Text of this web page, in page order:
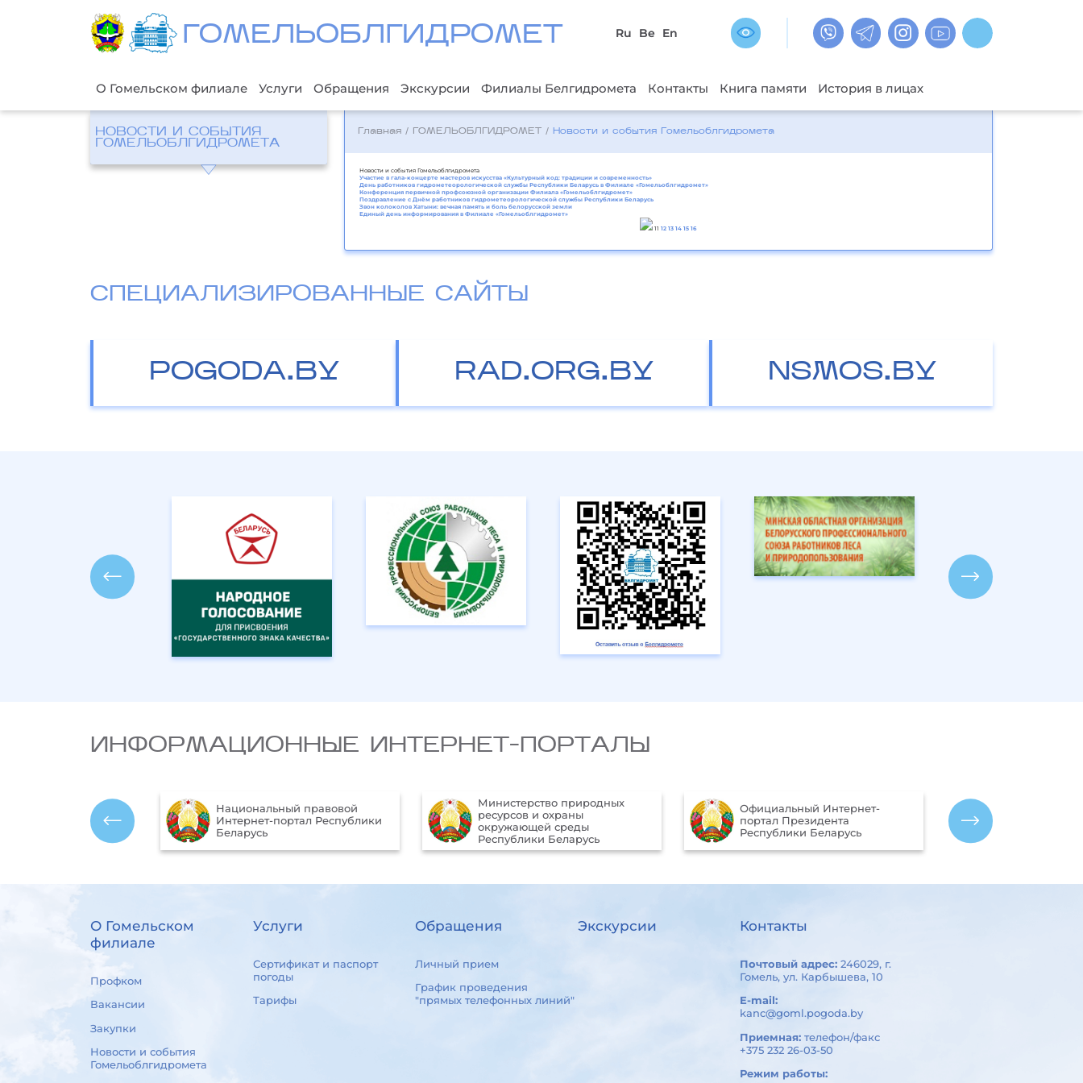
ГОМЕЛЬОБЛГИДРОМЕТ Ru Be En
О Гомельском филиале Услуги Обращения Экскурсии Филиалы Белгидромета Контакты Книга памяти История в лицах
НОВОСТИ И СОБЫТИЯ
ГОМЕЛЬОБЛГИДРОМЕТА
Главная / ГОМЕЛЬОБЛГИДРОМЕТ / Новости и события Гомельоблгидромета
Новости и события Гомельоблгидромета
Участие в гала-концерте мастеров искусства «Культурный код: традиции и современность»
День работников гидрометеорологической службы Республики Беларусь в Филиале «Гомельоблгидромет»
Конференция первичной профсоюзной организации Филиала «Гомельоблгидромет»
Поздравление с Днём работников гидрометеорологической службы Республики Беларусь
Звон колоколов Хатыни: вечная память и боль белорусской земли
Единый день информирования в Филиале «Гомельоблгидромет»
11 12 13 14 15 16
СПЕЦИАЛИЗИРОВАННЫЕ САЙТЫ
POGODA.BY RAD.ORG.BY NSMOS.BY
ИНФОРМАЦИОННЫЕ ИНТЕРНЕТ-ПОРТАЛЫ
Национальный правовой
Интернет-портал Республики
Беларусь
Министерство природных
ресурсов и охраны
окружающей среды
Республики Беларусь
Официальный Интернет-
портал Президента
Республики Беларусь
О Гомельском
филиале
Профком
Вакансии
Закупки
Новости и события
Гомельоблгидромета
Услуги
Сертификат и паспорт
погоды
Тарифы
Обращения
Личный прием
График проведения
"прямых телефонных линий"
Экскурсии Контакты
Почтовый адрес: 246029, г.
Гомель, ул. Карбышева, 10
E-mail:
kanc@goml.pogoda.by
Приемная: телефон/факс
+375 232 26-03-50
Режим работы: